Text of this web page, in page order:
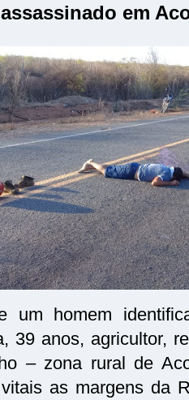
em
um homem
39 anos, agricultor,
– zona rural de
as margens da